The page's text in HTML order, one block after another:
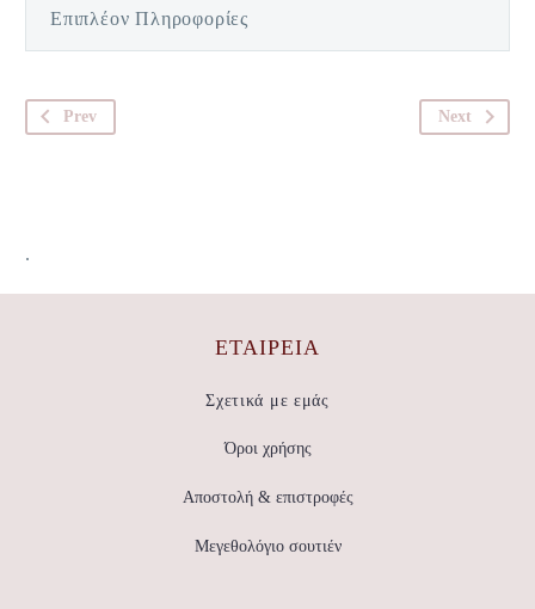
Επιπλέον Πληροφορίες
Prev Next
.
ΕΤΑΙΡΕΊΑ
Σχετικά με εμάς
Όροι χρήσης
Αποστολή & επιστροφές
Μεγεθολόγιο σουτιέν